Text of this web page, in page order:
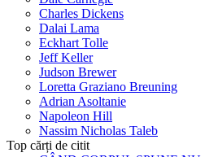
Charles Dickens
Dalai Lama
Eckhart Tolle
Jeff Keller
Judson Brewer
Loretta Graziano Breuning
Adrian Asoltanie
Napoleon Hill
Nassim Nicholas Taleb
Top cărți de citit